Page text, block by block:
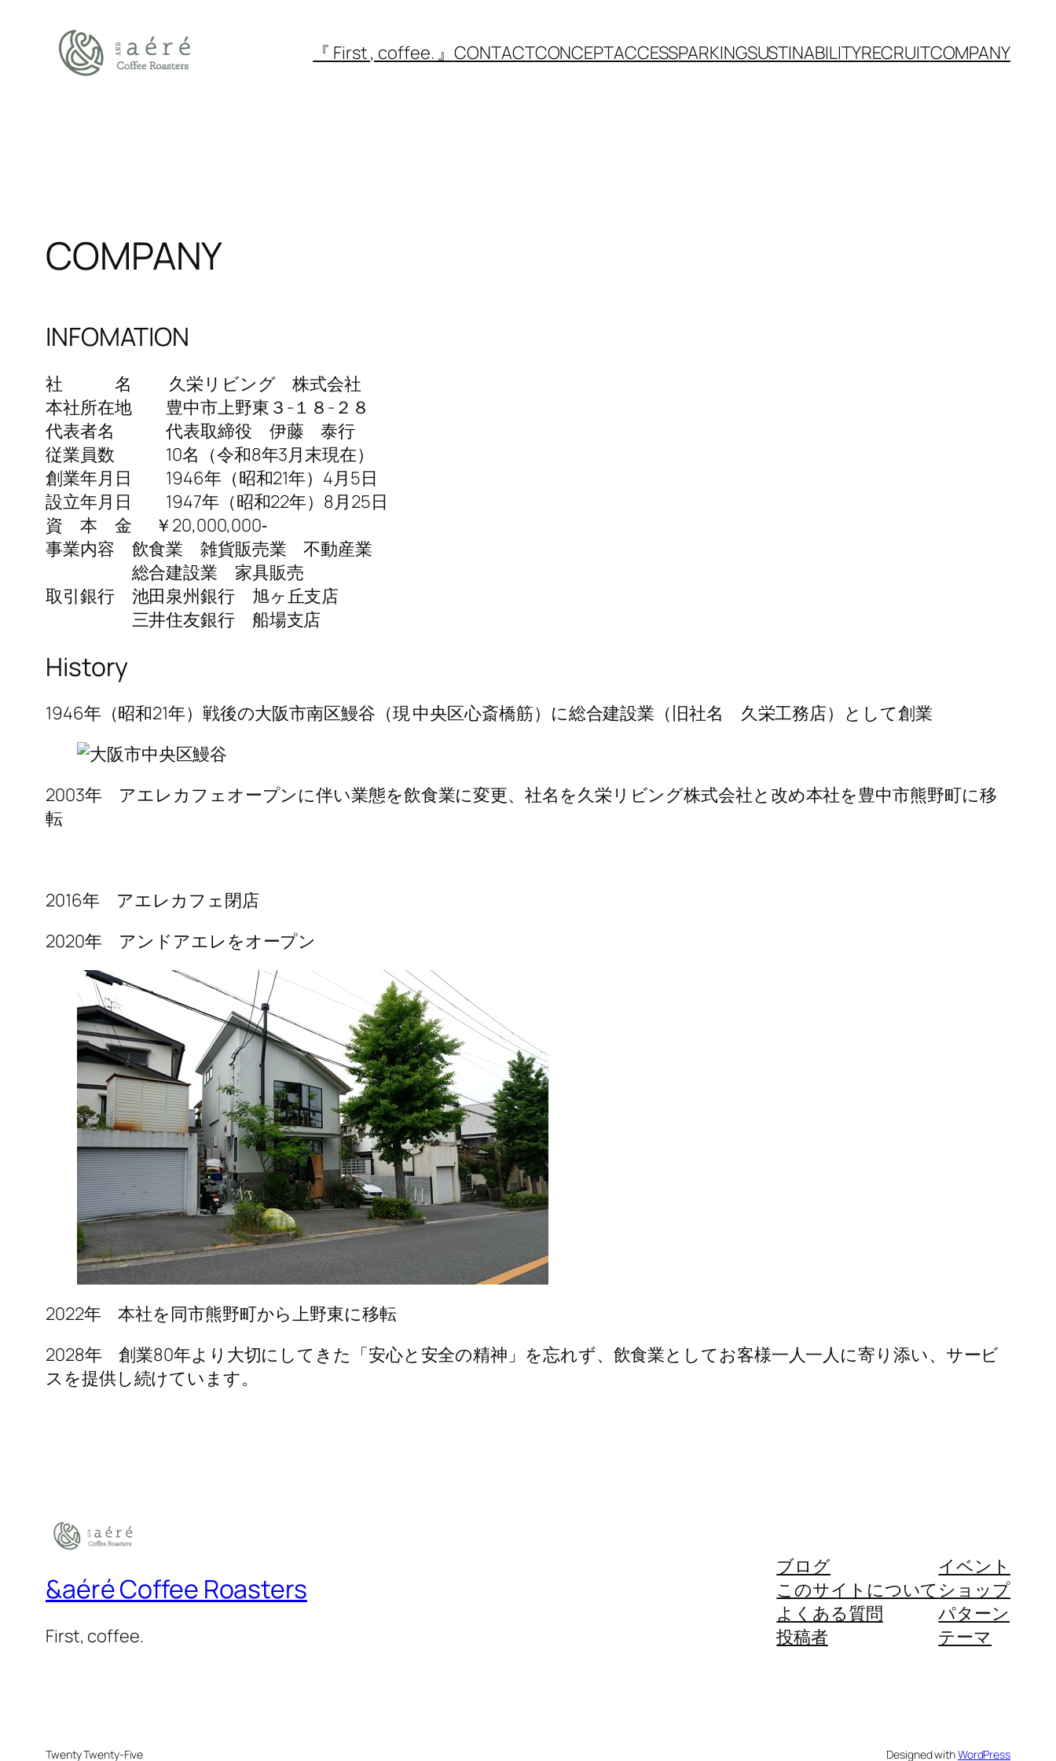
『 First , coffee. 』CONTACTCONCEPTACCESSPARKINGSUSTINABILITYRECRUITCOMPANY
COMPANY
INFOMATION
社 名 久栄リビング 株式会社
本社所在地 豊中市上野東３-１８-２８
代表者名 代表取締役 伊藤 泰行
従業員数 10名（令和8年3月末現在）
創業年月日 1946年（昭和21年）4月5日
設立年月日 1947年（昭和22年）8月25日
資 本 金 ￥20,000,000‐
事業内容 飲食業 雑貨販売業 不動産業
総合建設業 家具販売
取引銀行 池田泉州銀行 旭ヶ丘支店
三井住友銀行 船場支店
History
1946年（昭和21年）戦後の大阪市南区鰻谷（現 中央区心斎橋筋）に総合建設業（旧社名 久栄工務店）として創業
2003年 アエレカフェオープンに伴い業態を飲食業に変更、社名を久栄リビング株式会社と改め本社を豊中市熊野町に移
転
​2016年 アエレカフェ閉店
2020年 アンドアエレをオープン
2022年 本社を同市熊野町から上野東に移転
2028年 創業80年より大切にしてきた「安心と安全の精神」を忘れず、飲食業としてお客様一人一人に寄り添い、サービ
スを提供し続けています。
&aéré Coffee Roasters
First, coffee.
ブログ
このサイトについて
よくある質問
投稿者
イベント
ショップ
パターン
テーマ
Twenty Twenty-Five Designed withWordPress